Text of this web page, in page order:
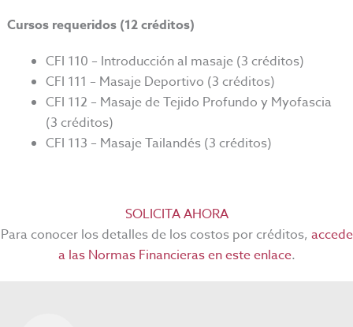
Cursos requeridos (12 créditos)
CFI 110 – Introducción al masaje (3 créditos)
CFI 111 – Masaje Deportivo (3 créditos)
CFI 112 – Masaje de Tejido Profundo y Myofascia
(3 créditos)
CFI 113 – Masaje Tailandés (3 créditos)
SOLICITA AHORA
Para conocer los detalles de los costos por créditos, accede
a las Normas Financieras en este enlace.